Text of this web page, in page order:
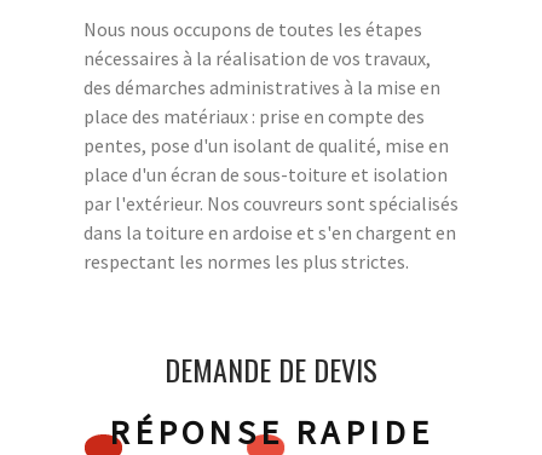
Nous nous occupons de toutes les étapes
nécessaires à la réalisation de vos travaux,
des démarches administratives à la mise en
place des matériaux : prise en compte des
pentes, pose d'un isolant de qualité, mise en
place d'un écran de sous-toiture et isolation
par l'extérieur. Nos couvreurs sont spécialisés
dans la toiture en ardoise et s'en chargent en
respectant les normes les plus strictes.
DEMANDE DE DEVIS
RÉPONSE RAPIDE